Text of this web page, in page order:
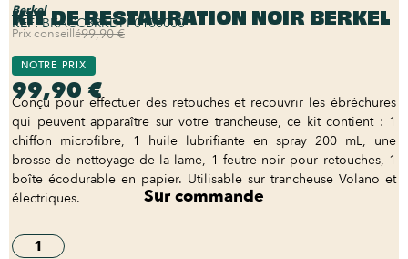
Berkel
KIT DE RESTAURATION NOIR BERKEL
REF:BKACCBRKDPP0100000
Prix conseillé99,90 €
NOTRE PRIX
99,90 €
Conçu pour effectuer des retouches et recouvrir les ébréchures
qui peuvent apparaître sur votre trancheuse, ce kit contient : 1
chiffon microfibre, 1 huile lubrifiante en spray 200 mL, une
brosse de nettoyage de la lame, 1 feutre noir pour retouches, 1
boîte écodurable en papier. Utilisable sur trancheuse Volano et
électriques.
Sur commande